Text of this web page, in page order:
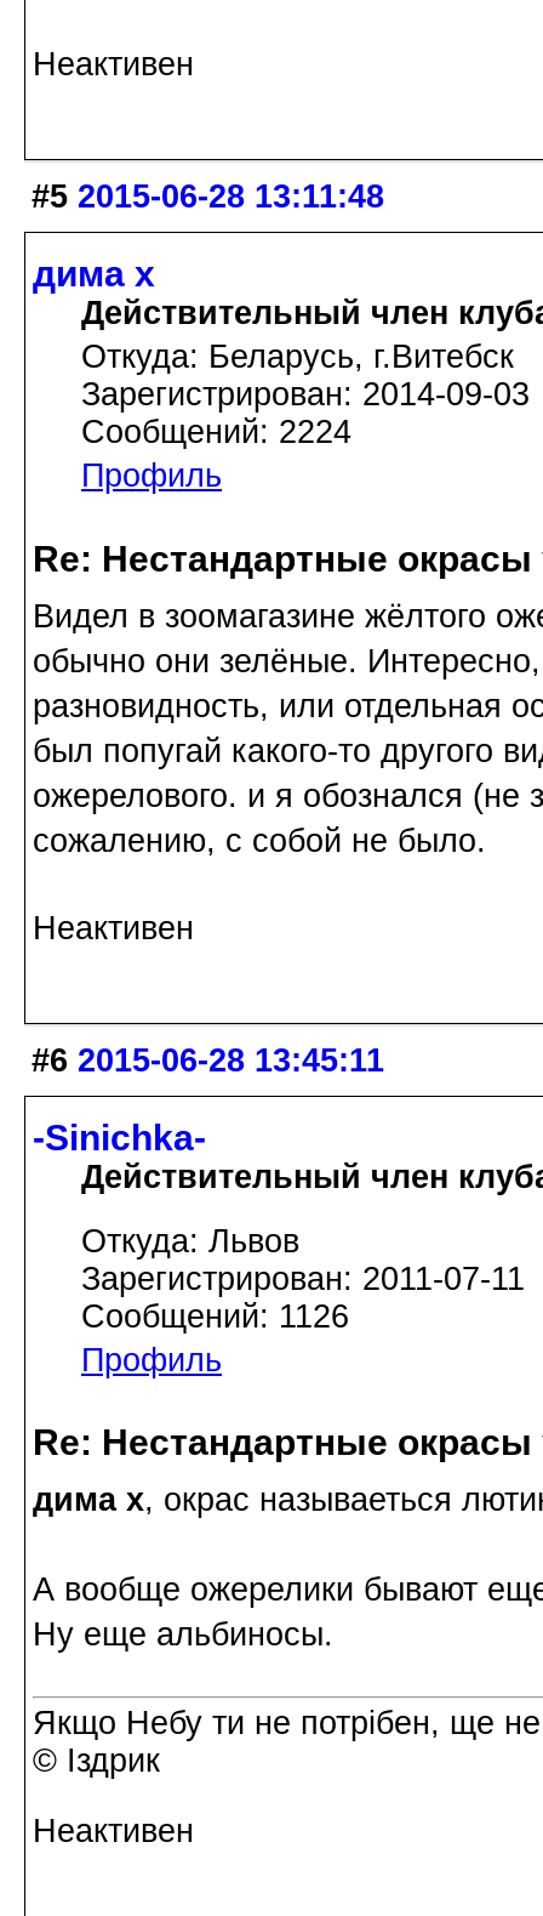
Неактивен
#5 2015-06-28 13:11:48
дима х
Действительный член
Откуда: Беларусь, г.Витебск
Зарегистрирован: 2014-09-03
Сообщений: 2224
Профиль
Re: Нестандартные окрасы
Видел в зоомагазине жёлтого
обычно они зелёные.
разновидность, или отдельная
был попугай какого-то другого
ожерелового. и я обознался (не
сожалению, с собой не было.
Неактивен
#6 2015-06-28 13:45:11
-Sinichka-
Действительный член
Откуда: Львов
Зарегистрирован: 2011-07-11
Сообщений: 1126
Профиль
Re: Нестандартные окрасы
дима х, окрас называеться
А вообще ожерелики бывают
Ну еще альбиносы.
Якщо Небу ти не потрібен, ще
© Іздрик
Неактивен